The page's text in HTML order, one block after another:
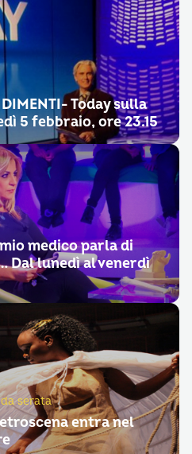
Today sulla
5 febbraio, ore 23.15
medico parla di
Dal lunedì al venerdì
serata
entra nel